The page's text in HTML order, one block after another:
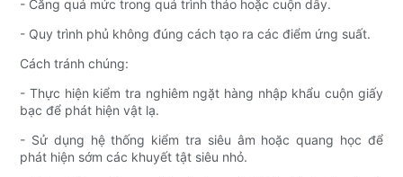
- Căng quá mức trong quá trình tháo hoặc cuộn dây.
- Quy trình phủ không đúng cách tạo ra các điểm ứng suất.
Cách tránh chúng:
- Thực hiện kiểm tra nghiêm ngặt hàng nhập khẩu cuộn giấy
bạc để phát hiện vật lạ.
- Sử dụng hệ thống kiểm tra siêu âm hoặc quang học để
phát hiện sớm các khuyết tật siêu nhỏ.